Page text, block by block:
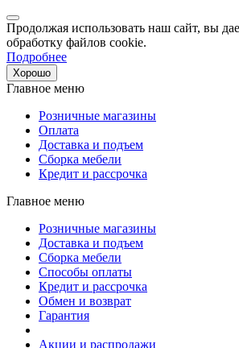
Продолжая использовать наш сайт, вы
обработку файлов cookie.
Подробнее
Хорошо
Главное меню
Розничные магазины
Оплата
Доставка и подъем
Сборка мебели
Кредит и рассрочка
Главное меню
Розничные магазины
Доставка и подъем
Сборка мебели
Способы оплаты
Кредит и рассрочка
Обмен и возврат
Гарантия
Акции и распродажи